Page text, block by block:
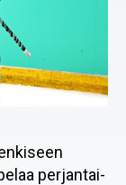
perjantai-